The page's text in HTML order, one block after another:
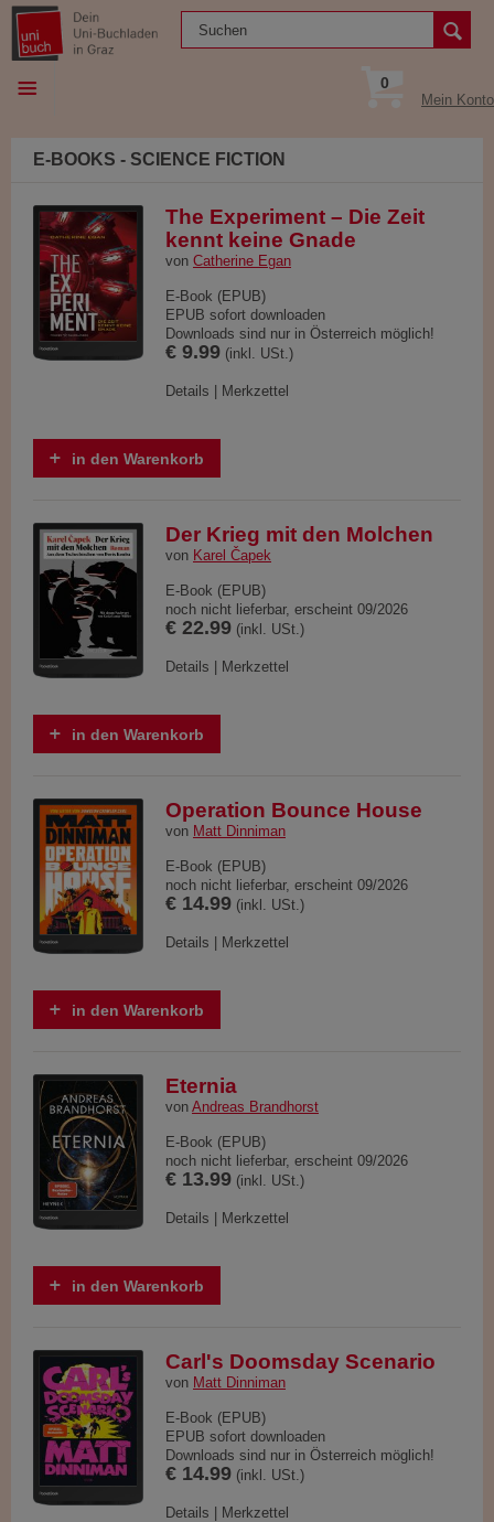
0
Mein Konto
E-BOOKS - SCIENCE FICTION
The Experiment – Die Zeit
kennt keine Gnade
von Catherine Egan
E-Book (EPUB)
EPUB sofort downloaden
Downloads sind nur in Österreich möglich!
€ 9.99 (inkl. USt.)
Details Merkzettel
in den Warenkorb
Der Krieg mit den Molchen
von Karel Čapek
E-Book (EPUB)
noch nicht lieferbar, erscheint 09/2026
€ 22.99 (inkl. USt.)
Details Merkzettel
in den Warenkorb
Operation Bounce House
von Matt Dinniman
E-Book (EPUB)
noch nicht lieferbar, erscheint 09/2026
€ 14.99 (inkl. USt.)
Details Merkzettel
in den Warenkorb
Eternia
von Andreas Brandhorst
E-Book (EPUB)
noch nicht lieferbar, erscheint 09/2026
€ 13.99 (inkl. USt.)
Details Merkzettel
in den Warenkorb
Carl's Doomsday Scenario
von Matt Dinniman
E-Book (EPUB)
EPUB sofort downloaden
Downloads sind nur in Österreich möglich!
€ 14.99 (inkl. USt.)
Details Merkzettel